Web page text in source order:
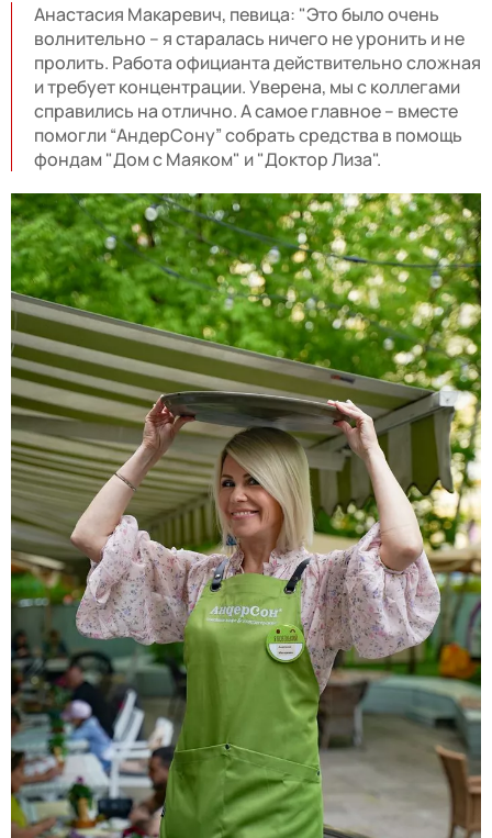
Анастасия Макаревич, певица: "Это было очень
волнительно – я старалась ничего не уронить и не
пролить. Работа официанта действительно сложная
и требует концентрации. Уверена, мы с коллегами
справились на отлично. А самое главное – вместе
помогли “АндерСону” собрать средства в помощь
фондам "Дом с Маяком" и "Доктор Лиза".